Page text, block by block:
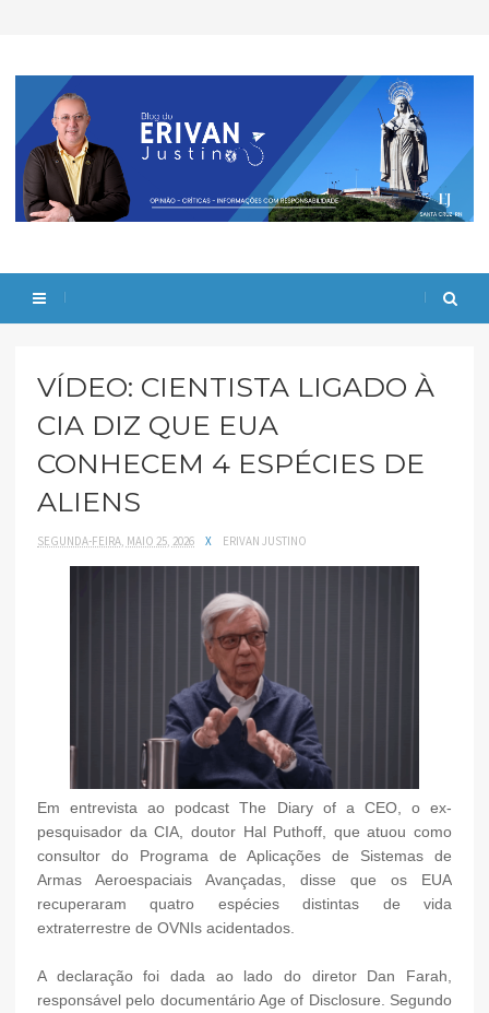
VÍDEO: CIENTISTA LIGADO À
CIA DIZ QUE EUA
CONHECEM 4 ESPÉCIES DE
ALIENS
SEGUNDA-FEIRA, MAIO 25, 2026 X ERIVAN JUSTINO
Em entrevista ao podcast The Diary of a CEO, o ex-
pesquisador da CIA, doutor Hal Puthoff, que atuou como
consultor do Programa de Aplicações de Sistemas de
Armas Aeroespaciais Avançadas, disse que os EUA
recuperaram quatro espécies distintas de vida
extraterrestre de OVNIs acidentados.
A declaração foi dada ao lado do diretor Dan Farah,
responsável pelo documentário Age of Disclosure. Segundo